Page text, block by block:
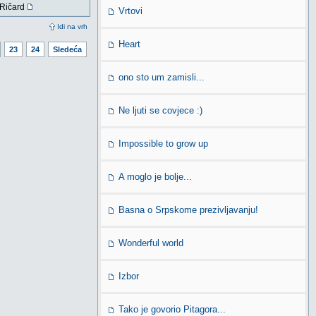
Idi na vrh
Ričard
23 24 Sledeća
Vrtovi
Heart
ono sto um zamisli...
Ne ljuti se covjece :)
Impossible to grow up
A moglo je bolje...
Basna o Srpskome prezivljavanju!
Wonderful world
Izbor
Tako je govorio Pitagora...